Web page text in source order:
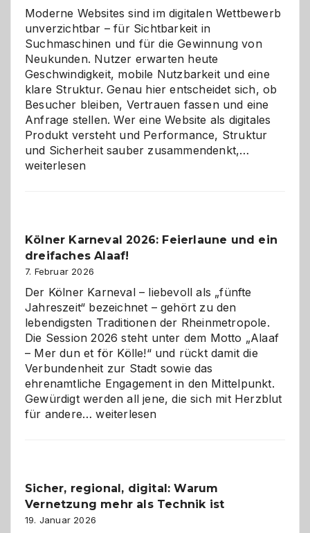
Moderne Websites sind im digitalen Wettbewerb
unverzichtbar – für Sichtbarkeit in
Suchmaschinen und für die Gewinnung von
Neukunden. Nutzer erwarten heute
Geschwindigkeit, mobile Nutzbarkeit und eine
klare Struktur. Genau hier entscheidet sich, ob
Besucher bleiben, Vertrauen fassen und eine
Anfrage stellen. Wer eine Website als digitales
Produkt versteht und Performance, Struktur
und Sicherheit sauber zusammendenkt,…
geworden
weiterlesen
Kölner Karneval 2026: Feierlaune und ein
dreifaches Alaaf!
7. Februar 2026
Der Kölner Karneval – liebevoll als „fünfte
Jahreszeit“ bezeichnet – gehört zu den
lebendigsten Traditionen der Rheinmetropole.
Die Session 2026 steht unter dem Motto „Alaaf
– Mer dun et för Kölle!“ und rückt damit die
Verbundenheit zur Stadt sowie das
ehrenamtliche Engagement in den Mittelpunkt.
Gewürdigt werden all jene, die sich mit Herzblut
für andere…Kölner
ein
dreifaches
Alaaf!
weiterlesen
Sicher, regional, digital: Warum
Vernetzung mehr als Technik ist
19. Januar 2026